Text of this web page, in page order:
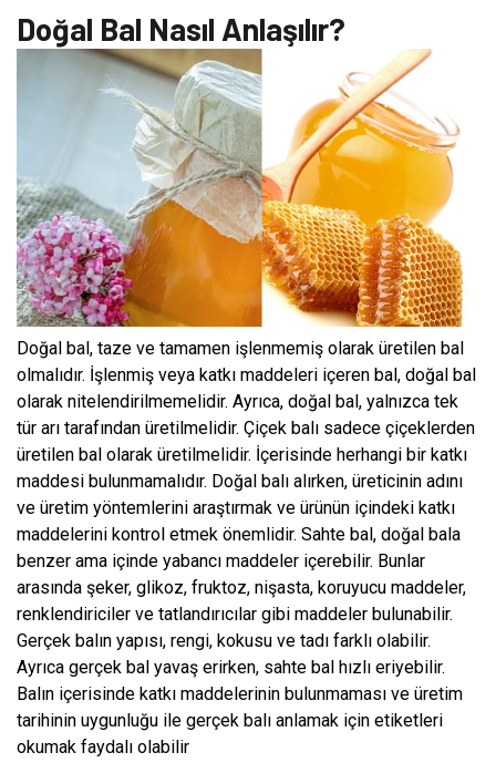
Doğal Bal Nasıl Anlaşılır?
Doğal bal, taze ve tamamen işlenmemiş olarak üretilen bal
olmalıdır. İşlenmiş veya katkı maddeleri içeren bal, doğal bal
olarak nitelendirilmemelidir. Ayrıca, doğal bal, yalnızca tek
tür arı tarafından üretilmelidir. Çiçek balı sadece çiçeklerden
üretilen bal olarak üretilmelidir. İçerisinde herhangi bir katkı
maddesi bulunmamalıdır. Doğal balı alırken, üreticinin adını
ve üretim yöntemlerini araştırmak ve ürünün içindeki katkı
maddelerini kontrol etmek önemlidir. Sahte bal, doğal bala
benzer ama içinde yabancı maddeler içerebilir. Bunlar
arasında şeker, glikoz, fruktoz, nişasta, koruyucu maddeler,
renklendiriciler ve tatlandırıcılar gibi maddeler bulunabilir.
Gerçek balın yapısı, rengi, kokusu ve tadı farklı olabilir.
Ayrıca gerçek bal yavaş erirken, sahte bal hızlı eriyebilir.
Balın içerisinde katkı maddelerinin bulunmaması ve üretim
tarihinin uygunluğu ile gerçek balı anlamak için etiketleri
okumak faydalı olabilir